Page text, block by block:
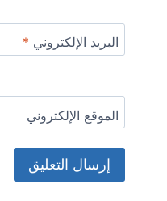
البريد الإلكتروني *
الموقع الإلكتروني